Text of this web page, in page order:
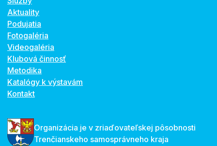
Aktuality
Podujatia
Fotogaléria
Videogaléria
Klubová činnosť
Metodika
Katalógy k výstavám
Kontakt
Organizácia je v zriaďovateľskej pôsobnosti
Trenčianskeho samosprávneho kraja